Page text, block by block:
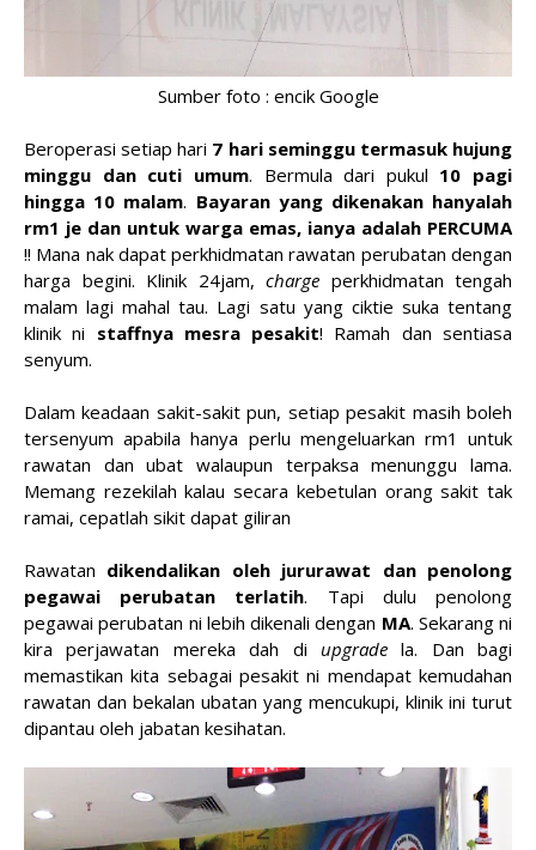
Sumber foto : encik Google
Beroperasi setiap hari 7 hari seminggu termasuk hujung
minggu dan cuti umum. Bermula dari pukul 10 pagi
hingga 10 malam. Bayaran yang dikenakan hanyalah
rm1 je dan untuk warga emas, ianya adalah PERCUMA
!! Mana nak dapat perkhidmatan rawatan perubatan dengan
harga begini. Klinik 24jam, charge perkhidmatan tengah
malam lagi mahal tau. Lagi satu yang ciktie suka tentang
klinik ni staffnya mesra pesakit! Ramah dan sentiasa
senyum.
Dalam keadaan sakit-sakit pun, setiap pesakit masih boleh
tersenyum apabila hanya perlu mengeluarkan rm1 untuk
rawatan dan ubat walaupun terpaksa menunggu lama.
Memang rezekilah kalau secara kebetulan orang sakit tak
ramai, cepatlah sikit dapat giliran
Rawatan dikendalikan oleh jururawat dan penolong
pegawai perubatan terlatih. Tapi dulu penolong
pegawai perubatan ni lebih dikenali dengan MA. Sekarang ni
kira perjawatan mereka dah di upgradela. Dan bagi
memastikan kita sebagai pesakit ni mendapat kemudahan
rawatan dan bekalan ubatan yang mencukupi, klinik ini turut
dipantau oleh jabatan kesihatan.